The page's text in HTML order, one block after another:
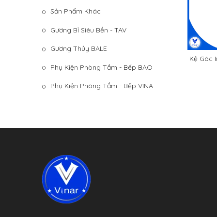
Sản Phẩm Khác
Gương Bỉ Siêu Bền - TAV
Gương Thủy BALE
Phụ Kiện Phòng Tắm - Bếp BAO
Phụ Kiện Phòng Tắm - Bếp VINA
Kệ Góc